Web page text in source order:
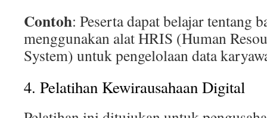
Contoh: Peserta dapat belajar tentang
menggunakan alat HRIS (Human
System) untuk pengelolaan data
4. Pelatihan Kewirausahaan Digital